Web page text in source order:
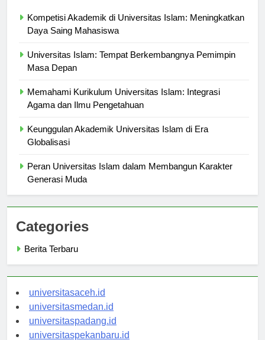
Kompetisi Akademik di Universitas Islam: Meningkatkan
Universitas Islam: Tempat Berkembangnya Pemimpin
Memahami Kurikulum Universitas Islam: Integrasi
Keunggulan Akademik Universitas Islam di Era
Peran Universitas Islam dalam Membangun Karakter
Categories
universitasaceh.id
universitasmedan.id
universitaspadang.id